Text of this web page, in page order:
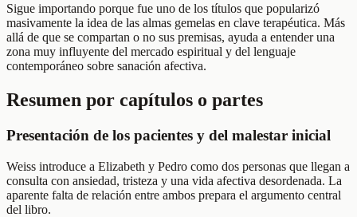
Sigue importando porque fue uno de los títulos que popularizó
masivamente la idea de las almas gemelas en clave terapéutica. Más
allá de que se compartan o no sus premisas, ayuda a entender una
zona muy influyente del mercado espiritual y del lenguaje
contemporáneo sobre sanación afectiva.
Resumen por capítulos o partes
Presentación de los pacientes y del malestar inicial
Weiss introduce a Elizabeth y Pedro como dos personas que llegan a
consulta con ansiedad, tristeza y una vida afectiva desordenada. La
aparente falta de relación entre ambos prepara el argumento central
del libro.